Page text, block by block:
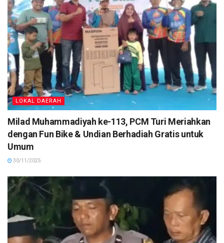
LOKAL DAERAH
Milad Muhammadiyah ke-113, PCM Turi Meriahkan
dengan Fun Bike & Undian Berhadiah Gratis untuk
Umum
30/11/2025